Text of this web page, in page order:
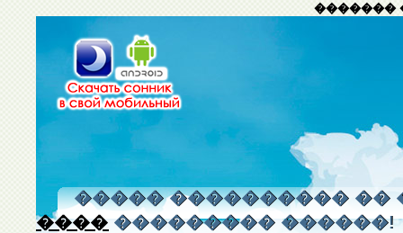
�������
����� ���������� ��
���� ��������� ������!